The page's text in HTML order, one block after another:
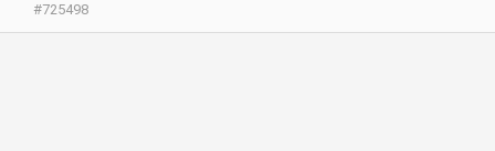
#725498